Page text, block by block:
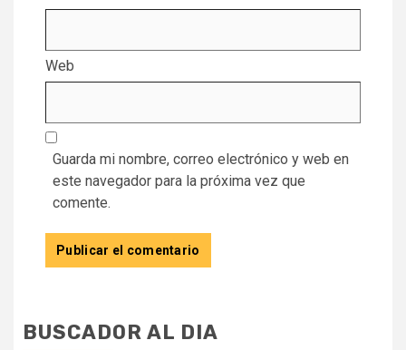
Web
Guarda mi nombre, correo electrónico y web en
este navegador para la próxima vez que
comente.
BUSCADOR AL DIA